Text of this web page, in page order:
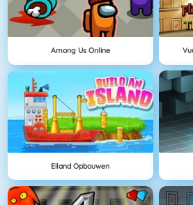
Among Us Online
Eiland Opbouwen